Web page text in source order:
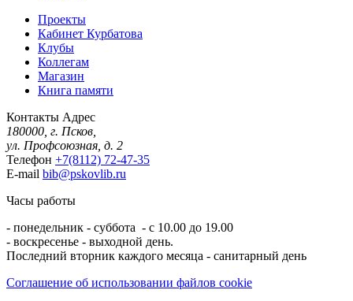
Проекты
Кабинет Курбатова
Клубы
Коллегам
Магазин
Книга памяти
Контакты Адрес
180000, г. Псков,
ул. Профсоюзная, д. 2
Телефон +7(8112) 72-47-35
E-mail bib@pskovlib.ru
Часы работы
- понедельник - суббота - с 10.00 до 19.00
- воскресенье - выходной день.
Последний вторник каждого месяца - санитарный день
Соглашение об использовании файлов cookie